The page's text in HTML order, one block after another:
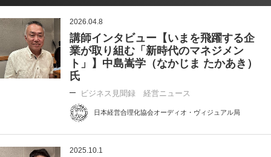
2026.04.8
講師インタビュー【いまを飛躍する企
業が取り組む「新時代のマネジメン
ト」】中島嵩学（なかじま たかあき）
氏
ビジネス見聞録 経営ニュース
日本経営合理化協会オーディオ・ヴィジュアル局
2025.10.1